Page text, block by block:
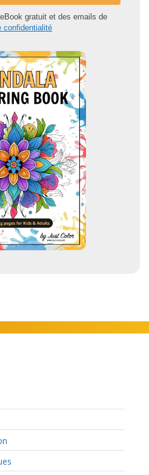
gratuit et des emails de
confidentialité